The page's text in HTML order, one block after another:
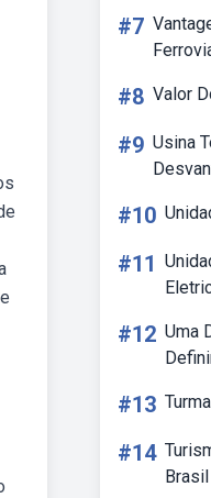
#7
#8 Valor
#9 Usina
#10
#11
#12 Uma
#13
#14
Brasil